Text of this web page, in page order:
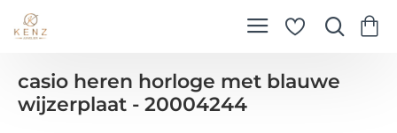
casio heren horloge met blauwe
wijzerplaat - 20004244